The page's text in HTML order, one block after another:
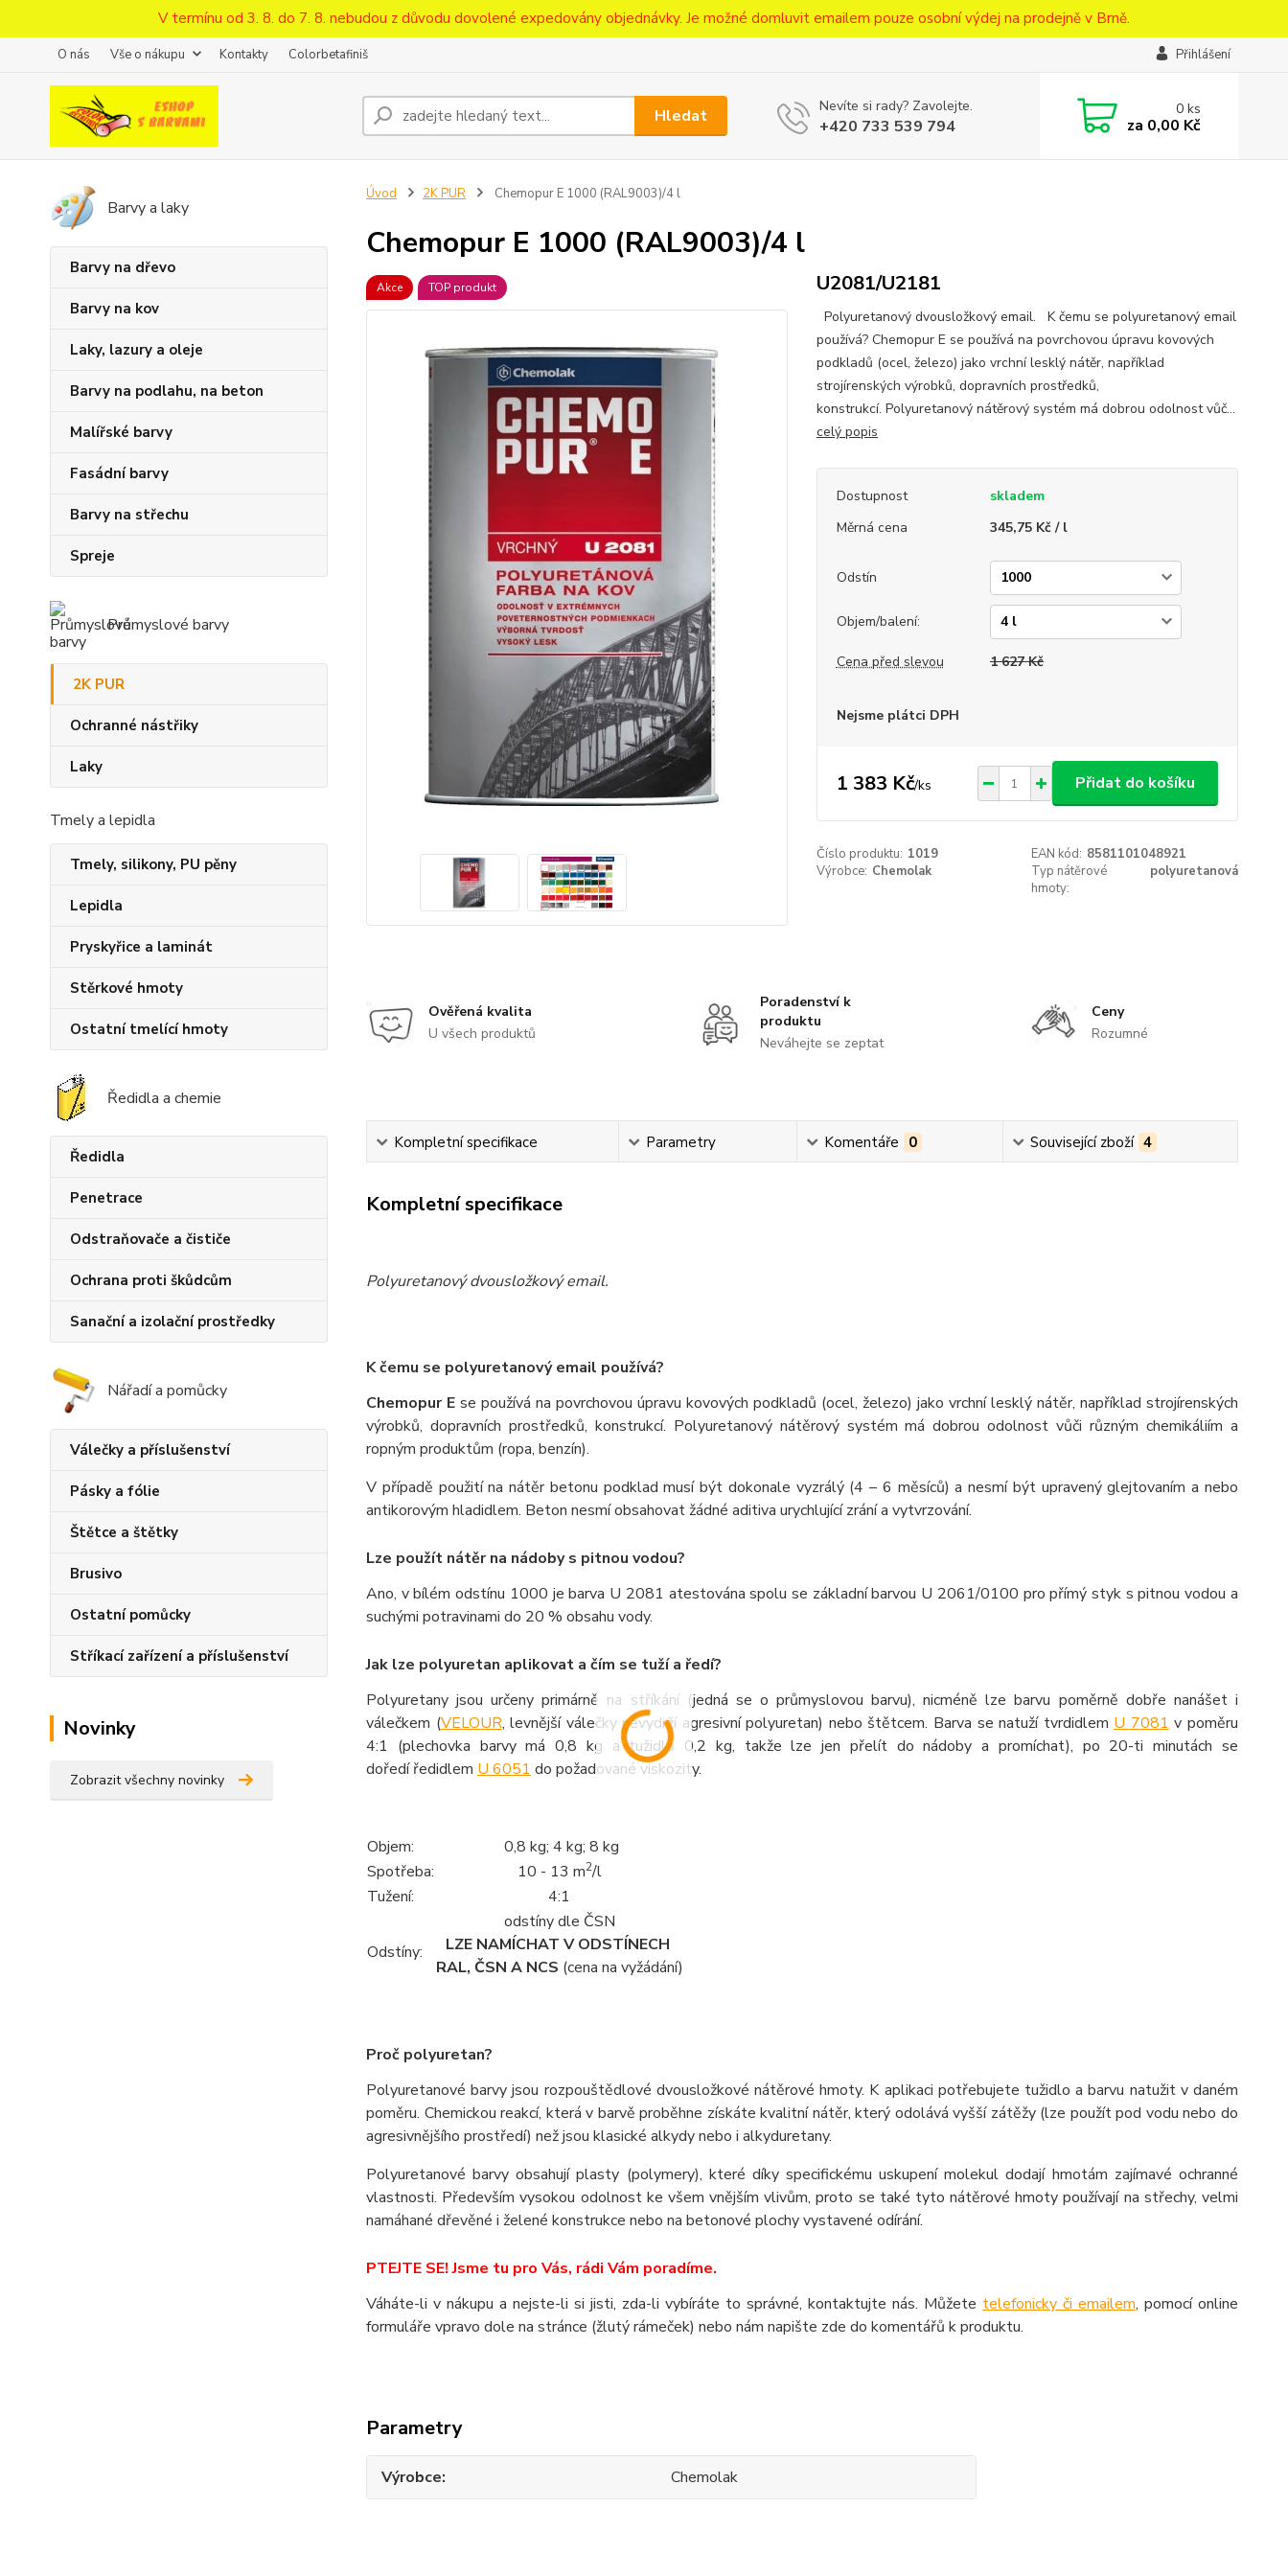
V termínu od 3. 8. do 7. 8. nebudou z důvodu dovolené expedovány objednávky. Je možné domluvit emailem pouze osobní výdej na prodejně v Brně.
O nás Vše o nákupu Kontakty Colorbetafiniš Přihlášení
Hledat Nevíte si rady? Zavolejte.
+420 733 539 794
0ks
za 0,00 Kč
Barvy a laky
Barvy na dřevo
Barvy na kov
Laky, lazury a oleje
Barvy na podlahu, na beton
Malířské barvy
Fasádní barvy
Barvy na střechu
Spreje
Průmyslové barvy
2K PUR
Ochranné nástřiky
Laky
Tmely a lepidla
Tmely, silikony, PU pěny
Lepidla
Pryskyřice a laminát
Stěrkové hmoty
Ostatní tmelící hmoty
Ředidla a chemie
Ředidla
Penetrace
Odstraňovače a čističe
Ochrana proti škůdcům
Sanační a izolační prostředky
Nářadí a pomůcky
Válečky a příslušenství
Pásky a fólie
Štětce a štětky
Brusivo
Ostatní pomůcky
Stříkací zařízení a příslušenství
Novinky
Zobrazit všechny novinky
Úvod 2K PUR Chemopur E 1000 (RAL9003)/4 l
Chemopur E 1000 (RAL9003)/4 l
Akce TOP produkt U2081/U2181
Polyuretanový dvousložkový email. K čemu se polyuretanový email
používá? Chemopur E se používá na povrchovou úpravu kovových
podkladů (ocel, železo) jako vrchní lesklý nátěr, například
strojírenských výrobků, dopravních prostředků,
konstrukcí. Polyuretanový nátěrový systém má dobrou odolnost vůč...
celý popis
Dostupnost
skladem
Měrná cena
345,75 Kč / l
Odstín
Objem/balení:
Cena před slevou 1 627 Kč
Nejsme plátci DPH
1 383 Kč/ks Přidat do košíku
Číslo produktu: 1019 EAN kód: 8581101048921
Výrobce: Chemolak
Typ nátěrové
hmoty:
polyuretanová
Ověřená kvalita
U všech produktů
Poradenství k
produktu
Neváhejte se zeptat
Ceny
Rozumné
Kompletní specifikace Parametry Komentáře 0 Související zboží 4
Kompletní specifikace
Polyuretanový dvousložkový email.
K čemu se polyuretanový email používá?
Chemopur E se používá na povrchovou úpravu kovových podkladů (ocel, železo) jako vrchní lesklý nátěr, například strojírenských
výrobků, dopravních prostředků, konstrukcí. Polyuretanový nátěrový systém má dobrou odolnost vůči různým chemikáliím a
ropným produktům (ropa, benzín).
V případě použití na nátěr betonu podklad musí být dokonale vyzrálý (4 – 6 měsíců) a nesmí být upravený glejtovaním a nebo
antikorovým hladidlem. Beton nesmí obsahovat žádné aditiva urychlující zrání a vytvrzování.
Lze použít nátěr na nádoby s pitnou vodou?
Ano, v bílém odstínu 1000 je barva U 2081 atestována spolu se základní barvou U 2061/0100 pro přímý styk s pitnou vodou a
suchými potravinami do 20 % obsahu vody.
Jak lze polyuretan aplikovat a čím se tuží a ředí?
Polyuretany jsou určeny primárně na stříkání (jedná se o průmyslovou barvu), nicméně lze barvu poměrně dobře nanášet i
válečkem (VELOUR, levnější válečky nevydrží agresivní polyuretan) nebo štětcem. Barva se natuží tvrdidlem U 7081 v poměru
4:1 (plechovka barvy má 0,8 kg a tužidlo 0,2 kg, takže lze jen přelít do nádoby a promíchat), po 20-ti minutách se
doředí ředidlem U 6051 do požadované viskozity.
Objem: 0,8 kg; 4 kg; 8 kg
Spotřeba:
10 - 13 m2/l
Tužení:
4:1
Odstíny:
odstíny dle ČSN
LZE NAMÍCHAT V ODSTÍNECH
RAL, ČSN A NCS (cena na vyžádání)
Proč polyuretan?
Polyuretanové barvy jsou rozpouštědlové dvousložkové nátěrové hmoty. K aplikaci potřebujete tužidlo a barvu natužit v daném
poměru. Chemickou reakcí, která v barvě proběhne získáte kvalitní nátěr, který odolává vyšší zátěžy (lze použít pod vodu nebo do
agresivnějšího prostředí) než jsou klasické alkydy nebo i alkyduretany.
Polyuretanové barvy obsahují plasty (polymery), které díky specifickému uskupení molekul dodají hmotám zajímavé ochranné
vlastnosti. Především vysokou odolnost ke všem vnějším vlivům, proto se také tyto nátěrové hmoty používají na střechy, velmi
namáhané dřevěné i želené konstrukce nebo na betonové plochy vystavené odírání.
PTEJTE SE! Jsme tu pro Vás, rádi Vám poradíme.
Váháte-li v nákupu a nejste-li si jisti, zda-li vybíráte to správné, kontaktujte nás. Můžete telefonicky či emailem, pomocí online
formuláře vpravo dole na stránce (žlutý rámeček) nebo nám napište zde do komentářů k produktu.
Parametry
Výrobce Chemolak